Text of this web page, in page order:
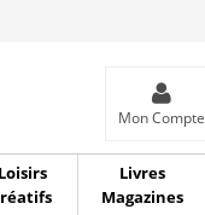
Mon Compte
Loisirs
Livres
Magazines